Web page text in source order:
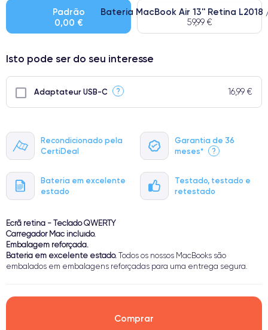
Recondicionado pela
CertiDeal
Garantia de 36
meses*
?
Bateria em excelente
estado
Testado, testado e
retestado
● Bateria: Adequada para uso intensivo.
● Apenas 5% dos nossos telefones atingem a classificação
Padrão
0,00 €
Bateria MacBook Air 13'' Retina L2018
59,99 €
Isto pode ser do seu interesse
Adaptateur USB-C ? 16,99 €
Ecrã retina - Teclado QWERTY
Carregador Mac incluído.
Embalagem reforçada.
Bateria em excelente estado. Todos os nossos MacBooks são
embalados em embalagens reforçadas para uma entrega segura.
Comprar